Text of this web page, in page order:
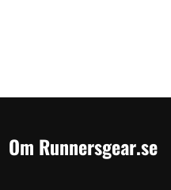
Om Runnersgear.se